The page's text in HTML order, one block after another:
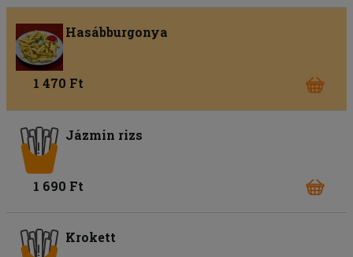
Hasábburgonya
1 470 Ft
Jázmin rizs
1 690 Ft
Krokett